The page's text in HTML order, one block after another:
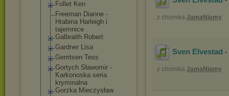
Follet Ken
Freeman Dianne -
Hrabina Harleigh i
tajemnice
Galbraith Robert
Gardner Lisa
Gerritsen Tess
Gortych Sławomir -
Karkonoska seria
kryminalna
Gorzka Mieczysław
z chomika JamaNiamy
Sven Elvestad
z chomika JamaNiamy